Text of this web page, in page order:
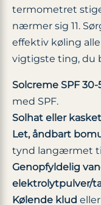
termometret
nærmer sig 11.
effektiv køling
vigtigste ting, du
Solcreme SPF 30-
med SPF.
Solhat eller kasket
Let, åndbart
tynd langærmet
Genopfyldelig
elektrolytpulver/
Kølende klud